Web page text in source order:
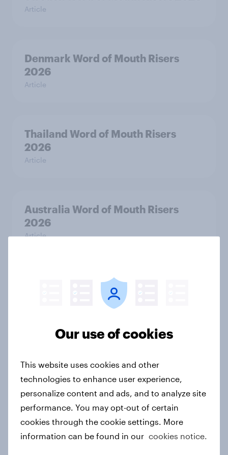
Article
Denmark Word of Mouth Risers
2026
Article
Thailand Word of Mouth Risers
2026
Article
Australia Word of Mouth Risers
2026
Article
India Word of Mouth Risers 2026
2026
Canada Word of Mouth Risers 2026
Article
Our use of cookies
This website uses cookies and other
technologies to enhance user experience,
personalize content and ads, and to analyze site
performance. You may opt-out of certain
cookies through the cookie settings. More
information can be found in our cookies notice.